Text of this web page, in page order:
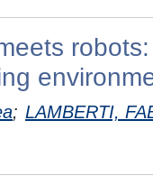
; LAMBERTI,